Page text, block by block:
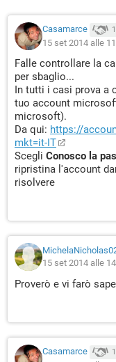
Casamarce
15 set 2014 alle
Falle controllare la
per sbaglio...
In tutti i casi prova a
tuo account
microsoft).
Da qui: https://
mkt=it-IT
Scegli Conosco la
ripristina l'account
risolvere
15 set 2014 alle
Proverò e vi farò
Casamarce